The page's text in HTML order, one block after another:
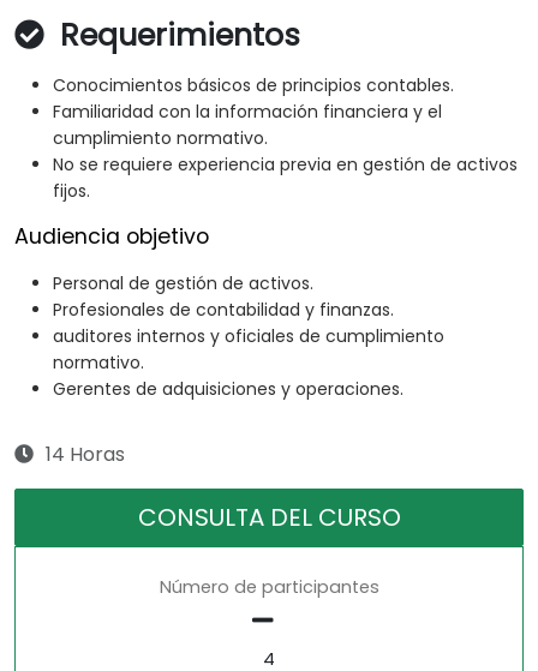
Requerimientos
Conocimientos básicos de principios contables.
Familiaridad con la información financiera y el
cumplimiento normativo.
No se requiere experiencia previa en gestión de activos
fijos.
Audiencia objetivo
Personal de gestión de activos.
Profesionales de contabilidad y finanzas.
auditores internos y oficiales de cumplimiento
normativo.
Gerentes de adquisiciones y operaciones.
14 Horas
CONSULTA DEL CURSO
Número de participantes